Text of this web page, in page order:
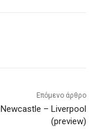
Επόμενο άρθρο
Newcastle – Liverpool
(preview)